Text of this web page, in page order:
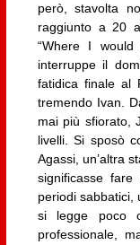
però, stavolta
raggiunto a 20
“Where I
interruppe il
fatidica finale al
tremendo Ivan.
mai più sfiorato,
livelli. Si sposò
Agassi, un’altra
significasse
periodi sabbatici,
si legge poco
professionale,